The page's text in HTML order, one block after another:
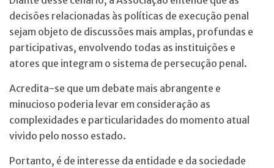
decisões relacionadas às políticas de execução penal
sejam objeto de discussões mais amplas, profundas e
participativas, envolvendo todas as instituições e
atores que integram o sistema de persecução penal.
Acredita-se que um debate mais abrangente e
minucioso poderia levar em consideração as
complexidades e particularidades do momento atual
vivido pelo nosso estado.
Portanto, é de interesse da entidade e da sociedade